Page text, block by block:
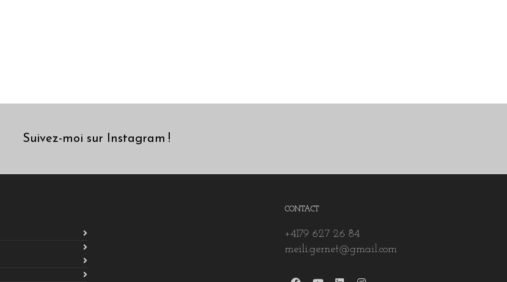
Suivez-moi sur Instagram !
CONTACT
+4179 627 26 84
meili.gernet@gmail.com